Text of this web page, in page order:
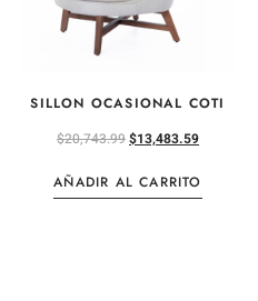
SILLON OCASIONAL COTI
$20,743.99$13,483.59
AÑADIR AL CARRITO